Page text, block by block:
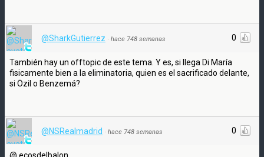
0
@SharkGutierrez · hace 748 semanas
También hay un offtopic de este tema. Y es, si llega Di María
fisicamente bien a la eliminatoria, quien es el sacrificado delante,
si Özil o Benzemá?
0
@NSRealmadrid · hace 748 semanas